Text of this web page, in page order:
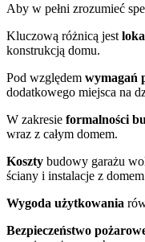
Aby w pełni zrozumieć
Kluczową różnicą jest
konstrukcją domu.
Pod względem wymagań
dodatkowego miejsca na
W zakresie formalności
wraz z całym domem.
Koszty budowy garażu
ściany i instalacje z
Wygoda użytkowania
Bezpieczeństwo